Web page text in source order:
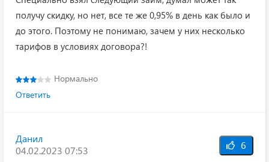
получу скидку, но нет, все те же 0,95% в день как было и
до этого. Поэтому не понимаю, зачем у них несколько
тарифов в условиях договора?!
Нормально
Ответить
Данил
04.02.2023 07:53
6